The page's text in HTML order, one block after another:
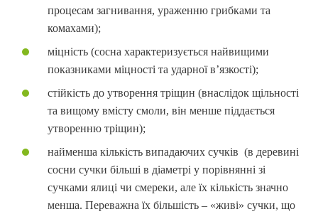
процесам загнивання, ураженню грибками та
комахами);
міцність (сосна характеризується найвищими
показниками міцності та ударної в’язкості);
стійкість до утворення тріщин (внаслідок щільності
та вищому вмісту смоли, він менше піддається
утворенню тріщин);
найменша кількість випадаючих сучків (в деревині
сосни сучки більші в діаметрі у порівнянні зі
сучками ялиці чи смереки, але їх кількість значно
менша. Переважна їх більшість – «живі» сучки, що